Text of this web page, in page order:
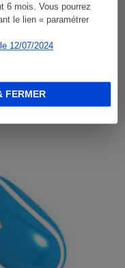
6 mois. Vous pourrez
le lien « paramétrer
12/07/2024
FERMER